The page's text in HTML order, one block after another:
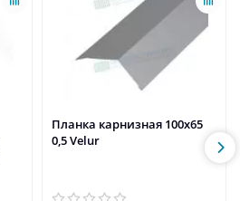
Планка карнизная 100х65
0,5 Velur